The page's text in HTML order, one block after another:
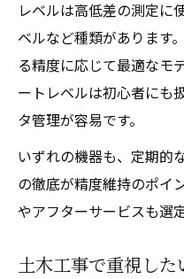
レベルは高低差の測定に
ベルなど種類があります
る精度に応じて最適なモ
ートレベルは初心者にも
タ管理が容易です。
いずれの機器も、定期的
の徹底が精度維持のポイ
やアフターサービスも選
土木工事で重視し